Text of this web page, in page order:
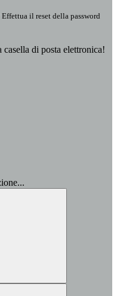
il reset della password
di posta elettronica!